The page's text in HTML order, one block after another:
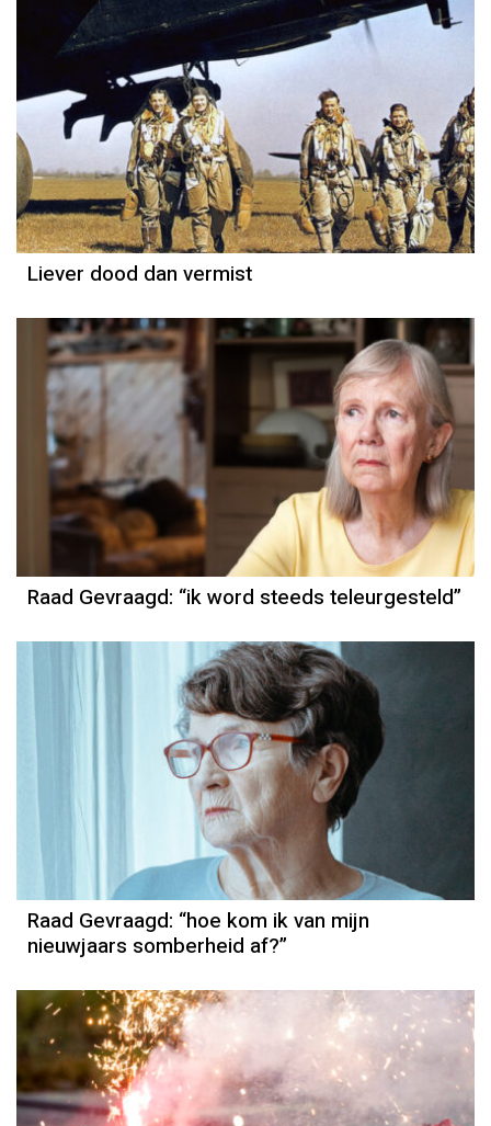
Liever dood dan vermist
Raad Gevraagd: “ik word steeds teleurgesteld”
Raad Gevraagd: “hoe kom ik van mijn
nieuwjaars somberheid af?”